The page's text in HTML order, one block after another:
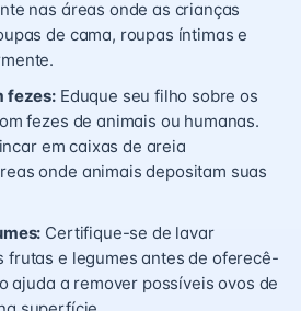
nas áreas onde as crianças
de cama, roupas íntimas e
fezes: Eduque seu filho sobre os
fezes de animais ou humanas.
em caixas de areia
onde animais depositam suas
Certifique-se de lavar
frutas e legumes antes de oferecê-
ajuda a remover possíveis ovos de